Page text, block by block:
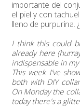
importante del
el piel y con
lleno de purpurina.
I think this could
already here
indispensable in
This week I've
both with DIY
On Monday the
today there's a